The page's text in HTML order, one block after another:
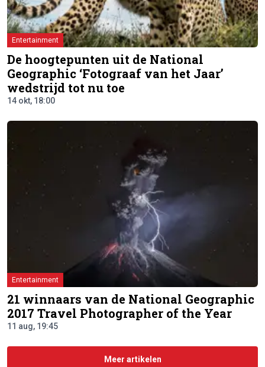
Entertainment
De hoogtepunten uit de National
Geographic ‘Fotograaf van het Jaar’
wedstrijd tot nu toe
14 okt, 18:00
Entertainment
21 winnaars van de National Geographic
2017 Travel Photographer of the Year
11 aug, 19:45
Meer artikelen